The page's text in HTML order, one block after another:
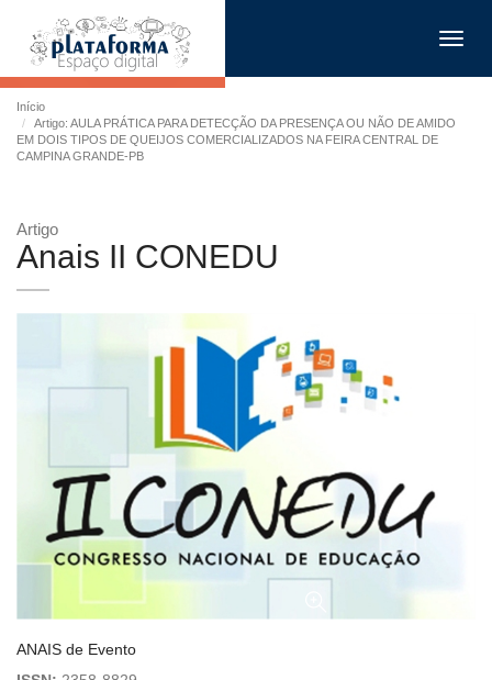
Início
Artigo: AULA PRÁTICA PARA DETECÇÃO DA PRESENÇA OU NÃO DE AMIDO
EM DOIS TIPOS DE QUEIJOS COMERCIALIZADOS NA FEIRA CENTRAL DE
CAMPINA GRANDE-PB
Artigo
Anais II CONEDU
ANAIS de Evento